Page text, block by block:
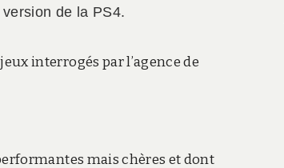
de la PS4.
interrogés par l’agence de
mais chères et dont